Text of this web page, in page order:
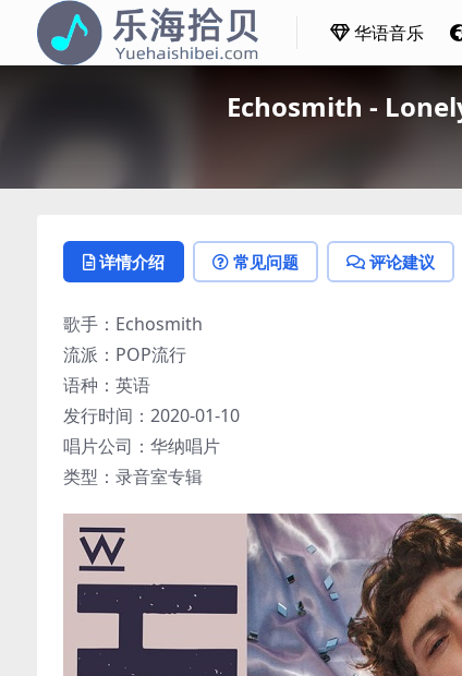
华语音乐
Echosmith -
详情介绍 常见问题 评论建议
歌手：Echosmith
流派：POP流行
语种：英语
发行时间：2020-01-10
唱片公司：华纳唱片
类型：录音室专辑